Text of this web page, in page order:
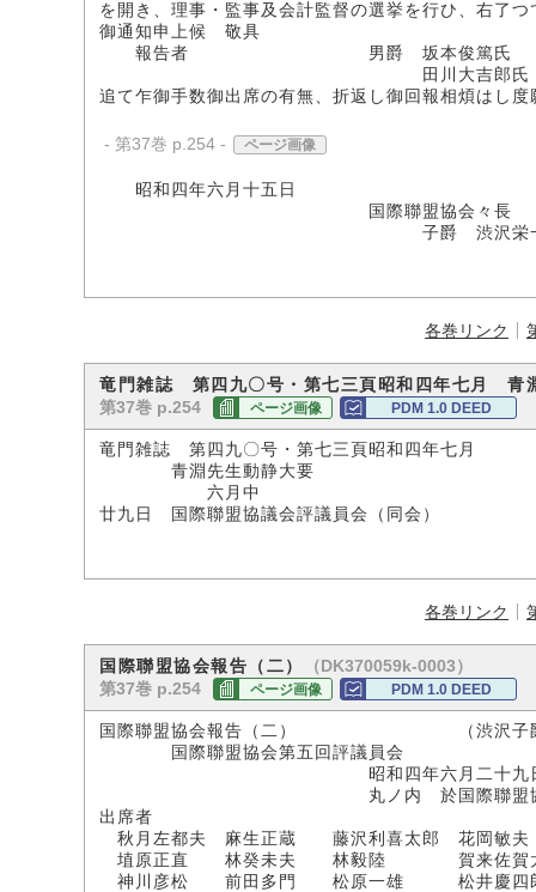
を開き、理事・監事及会計監督の選挙を行ひ、右了
御通知申上候 敬具
報告者 男爵 坂本俊篤氏
田川大吉郎氏
追て乍御手数御出席の有無、折返し御回報相煩はし度
- 第37巻 p.254 - ページ画像
昭和四年六月十五日
国際聯盟協会々長
子爵 渋沢栄
各巻リンク
竜門雑誌 第四九〇号・第七三頁昭和四年七月 青
第37巻 p.254 ページ画像 PDM 1.0 DEED
竜門雑誌 第四九〇号・第七三頁昭和四年七月
青淵先生動静大要
六月中
廿九日 国際聯盟協議会評議員会（同会）
各巻リンク
国際聯盟協会報告（二）
（DK370059k-0003）
第37巻 p.254
ページ画像 PDM 1.0 DEED
国際聯盟協会報告（二） （渋沢子爵
国際聯盟協会第五回評議員会
昭和四年六月二十九日午
丸ノ内 於国際聯盟協
出席者
秋月左都夫 麻生正蔵 藤沢利喜太郎 花岡敏夫
埴原正直 林癸未夫 林毅陸 賀来佐賀
神川彦松 前田多門 松原一雄 松井慶四